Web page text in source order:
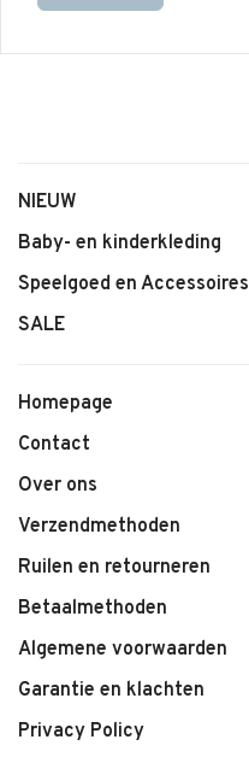
NIEUW
Baby- en kinderkleding
Speelgoed en Accessoires
SALE
Homepage
Contact
Over ons
Verzendmethoden
Ruilen en retourneren
Betaalmethoden
Algemene voorwaarden
Garantie en klachten
Privacy Policy